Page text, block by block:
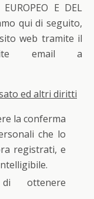
E DEL
qui di seguito,
web tramite il
email a
ed altri diritti
la conferma
che lo
registrati, e
ottenere